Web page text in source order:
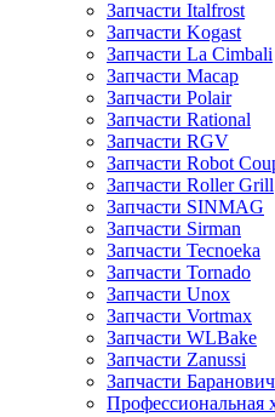
Запчасти Italfrost
Запчасти Kogast
Запчасти La Cimbali
Запчасти Macap
Запчасти Polair
Запчасти Rational
Запчасти RGV
Запчасти Robot
Запчасти Roller Grill
Запчасти SINMAG
Запчасти Sirman
Запчасти Tecnoeka
Запчасти Tornado
Запчасти Unox
Запчасти Vortmax
Запчасти WLBake
Запчасти Zanussi
Запчасти
Профессиональная